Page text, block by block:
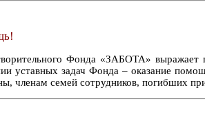
Фонда «ЗАБОТА» выражает
уставных задач Фонда – оказание
членам семей сотрудников, погибших